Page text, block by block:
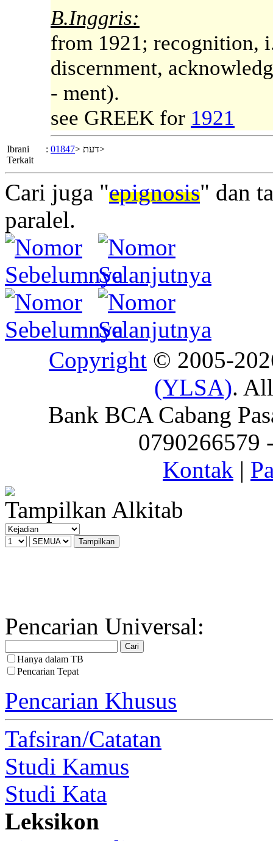
B.Inggris:
from 1921; recognition,
discernment,
- ment).
see GREEK for 1921
Ibrani
Terkait
: דעת <01847 >
Cari juga "epignosis" dan
paralel.
Copyright © 2005-
(YLSA).
Bank BCA Cabang
0790266579
Kontak |
Tampilkan Alkitab
Pencarian Universal:
Hanya dalam TB
Pencarian Tepat
Pencarian Khusus
Tafsiran/Catatan
Studi Kamus
Studi Kata
Leksikon